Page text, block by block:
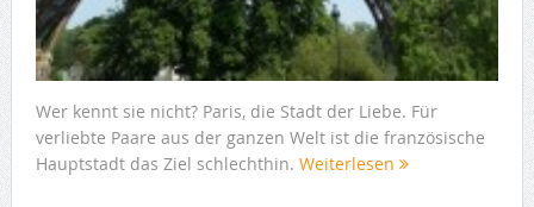
Wer kennt sie nicht? Paris, die Stadt der Liebe. Für
verliebte Paare aus der ganzen Welt ist die französische
Hauptstadt das Ziel schlechthin. Weiterlesen